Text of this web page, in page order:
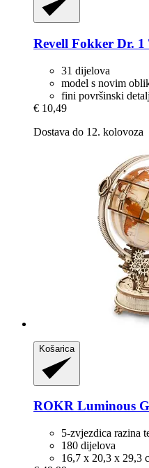
Revell Fokker Dr. 1
31 dijelova
model s novim
fini površinski
€ 10,49
Dostava do 12. kolovoza
Košarica
ROKR Luminous
5-zvjezdica razina
180 dijelova
16,7 x 20,3 x 29,3